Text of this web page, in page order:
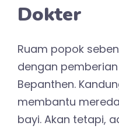
Dokter
Ruam popok
dengan
Bepanthen.
membantu
bayi. Akan tetapi,